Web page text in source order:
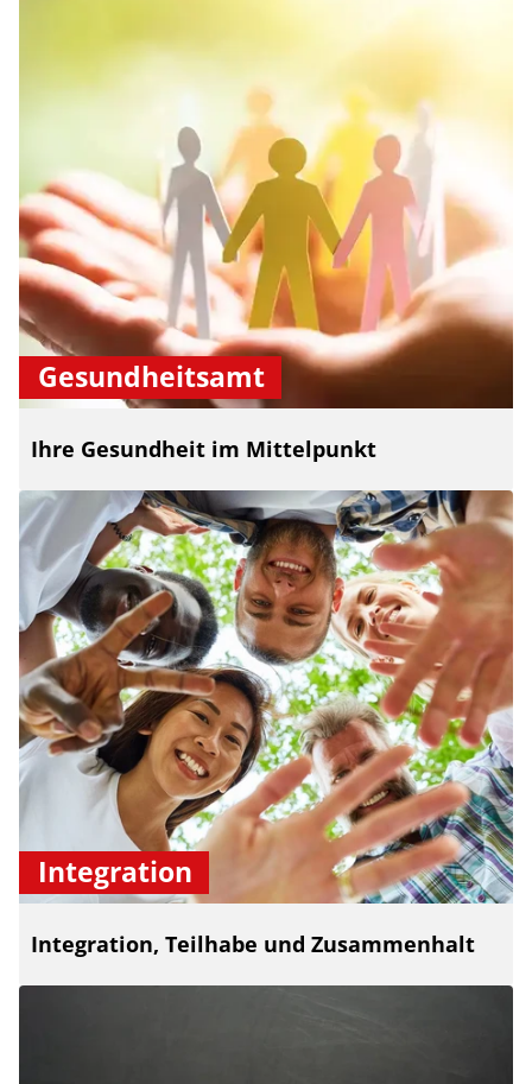
Gesundheitsamt
Ihre Gesundheit im Mittelpunkt
Integration
Integration, Teilhabe und Zusammenhalt